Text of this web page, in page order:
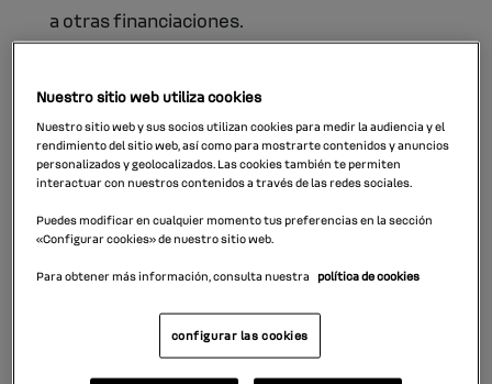
a otras financiaciones.
coche?
Elconcepto de financiación flexible se le
otorga precisamente por la flexibilidad que
del servicio.
del contrato. Cuando termina, tienes la
opción de devolver el vehículo, renovar por
Nuestro sitio web utiliza cookies
Nuestro sitio web y sus socios utilizan cookies para medir la audiencia y el
rendimiento del sitio web, así como para mostrarte contenidos y anuncios
personalizados y geolocalizados. Las cookies también te permiten
interactuar con nuestros contenidos a través de las redes sociales.
Puedes modificar en cualquier momento tus preferencias en la sección
«Configurar cookies» de nuestro sitio web.
Para obtener más información, consulta nuestra política de cookies
configurar las cookies